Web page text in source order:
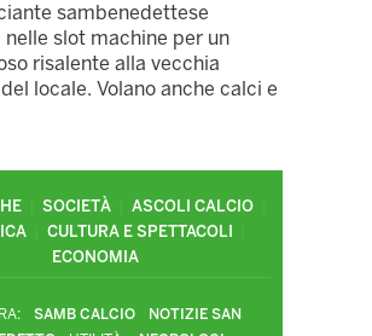
sambenedettese
slot machine per un
risalente alla vecchia
locale. Volano anche calci e
SOCIETÀ
ASCOLI CALCIO
CULTURA E SPETTACOLI
ECONOMIA
SAMB CALCIO
NOTIZIE SAN